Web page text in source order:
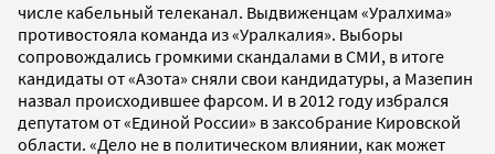
числе кабельный телеканал. Выдвиженцам «Уралхима»
противостояла команда из «Уралкалия». Выборы
сопровождались громкими скандалами в СМИ, в итоге
кандидаты от «Азота» сняли свои кандидатуры, а Мазепин
назвал происходившее фарсом. И в 2012 году избрался
депутатом от «Единой России» в заксобрание Кировской
области. «Дело не в политическом влиянии, как может